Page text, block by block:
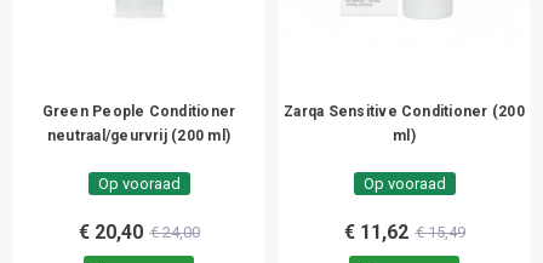
Green People Conditioner
neutraal/geurvrij (200 ml)
Op vooraad
€ 20,40 € 24,00
Zarqa Sensitive Conditioner (200
ml)
Op vooraad
€ 11,62 € 15,49